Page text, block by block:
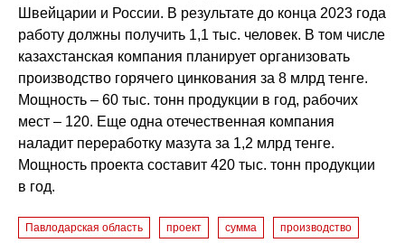
Швейцарии и России. В результате до конца 2023 года
работу должны получить 1,1 тыс. человек. В том числе
казахстанская компания планирует организовать
производство горячего цинкования за 8 млрд тенге.
Мощность – 60 тыс. тонн продукции в год, рабочих
мест – 120. Еще одна отечественная компания
наладит переработку мазута за 1,2 млрд тенге.
Мощность проекта составит 420 тыс. тонн продукции
в год.
Павлодарская область проект сумма производство